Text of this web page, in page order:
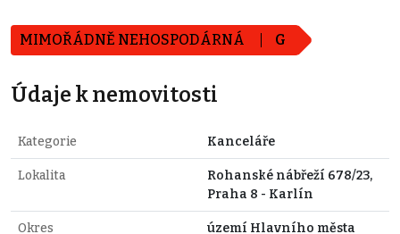
MIMOŘÁDNĚ NEHOSPODÁRNÁ G
Údaje k nemovitosti
Kategorie Kanceláře
Lokalita
Rohanské nábřeží 678/23,
Praha 8 - Karlín
Okres
území Hlavního města